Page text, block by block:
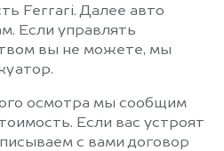
Ferrari. Далее авто
Если управлять
вы не можете, мы
осмотра мы сообщим
Если вас устроят
с вами договор